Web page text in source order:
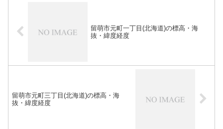
留萌市元町一丁目(北海道)の標高・海
抜・緯度経度
留萌市元町三丁目(北海道)の標高・海
抜・緯度経度